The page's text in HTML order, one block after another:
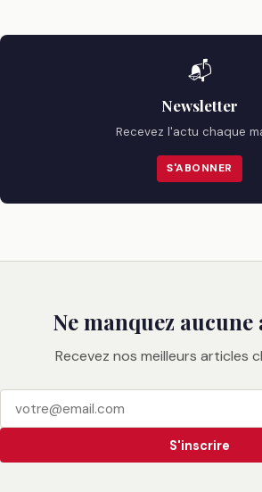
📬
Newsletter
Recevez l'actu chaque
S'ABONNER
Ne manquez
Recevez nos meilleurs articles
S'inscrire